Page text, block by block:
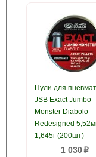
Пули для
JSB Exact Jumbo
Monster Diabolo
Redesigned
1,645г (200шт)
1 030p